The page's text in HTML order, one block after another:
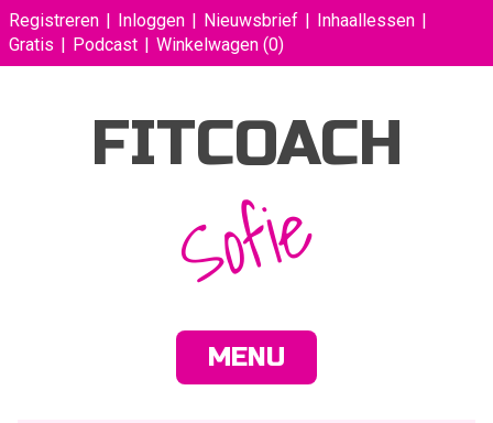
Registreren Inloggen Nieuwsbrief
Inhaallessen
Gratis
Podcast Winkelwagen (0)
FITCOACH
Sofie
MENU